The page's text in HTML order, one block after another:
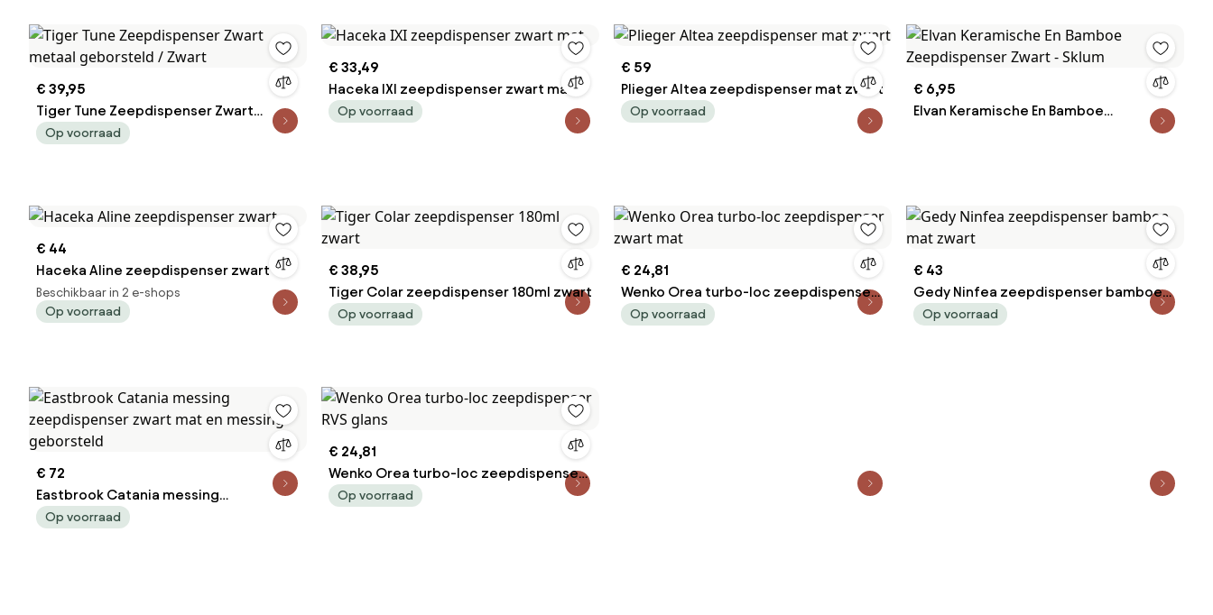
€ 39,95
Tiger Tune Zeepdispenser Zwart
metaal geborsteld / Zwart
Op voorraad
€ 33,49
Haceka IXI zeepdispenser zwart mat
Op voorraad
€ 59
Plieger Altea zeepdispenser mat zwart
Op voorraad
€ 6,95
Elvan Keramische En Bamboe
€ 44
Haceka Aline zeepdispenser zwart
Beschikbaar in 2 e-shops
Op voorraad
€ 38,95
Tiger Colar zeepdispenser 180ml zwart
Op voorraad
€ 24,81
Wenko Orea turbo-loc zeepdispenser
zwart mat
Op voorraad
€ 43
Gedy Ninfea zeepdispenser bamboe
mat zwart
Op voorraad
€ 72
Eastbrook Catania messing
zeepdispenser zwart mat en messing
Op voorraad
€ 24,81
Wenko Orea turbo-loc zeepdispenser
RVS glans
Op voorraad